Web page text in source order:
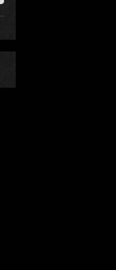
Cima
Presanella